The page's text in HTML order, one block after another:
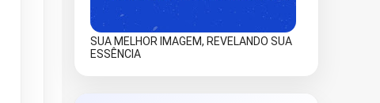
SUA MELHOR IMAGEM, REVELANDO SUA
ESSÊNCIA